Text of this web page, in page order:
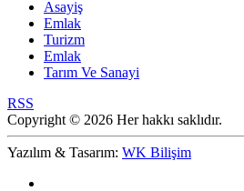
Asayiş
Emlak
Turizm
Emlak
Tarım Ve Sanayi
RSS
Copyright © 2026 Her hakkı saklıdır.
Yazılım & Tasarım: WK Bilişim